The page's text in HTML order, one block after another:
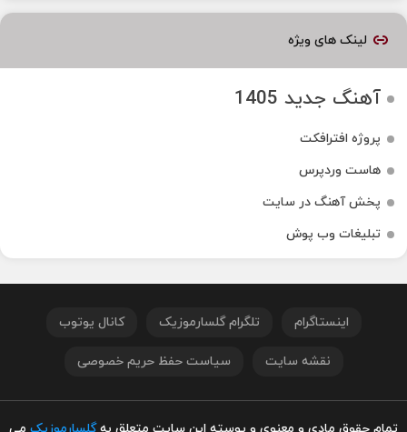
لینک های ویژه
آهنگ جدید 1405
پروژه افترافکت
هاست وردپرس
پخش آهنگ در سایت
تبلیغات وب پوش
اینستاگرام تلگرام گلسارموزیک کانال یوتوب
نقشه سایت سیاست حفظ حریم خصوصی
تمام حقوق مادی و معنوی و پوسته این سایت متعلق بهگلسارموزیک می